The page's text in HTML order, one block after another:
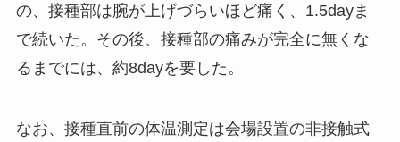
の、接種部は腕が上げづらいほど痛く、1.5dayま
で続いた。その後、接種部の痛みが完全に無くな
るまでには、約8dayを要した。
なお、接種直前の体温測定は会場設置の非接触式